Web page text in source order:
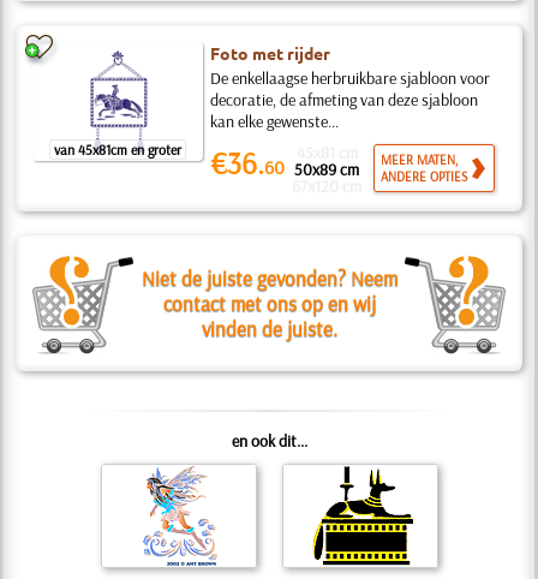
van 45x81cm en groter
Foto met rijder
De enkellaagse herbruikbare sjabloon voor
decoratie, de afmeting van deze sjabloon
kan elke gewenste...
€36.60 50x89 cm
MEER MATEN,
ANDERE OPTIES
Niet de juiste gevonden? Neem
contact met ons op en wij
vinden de juiste.
en ook dit...